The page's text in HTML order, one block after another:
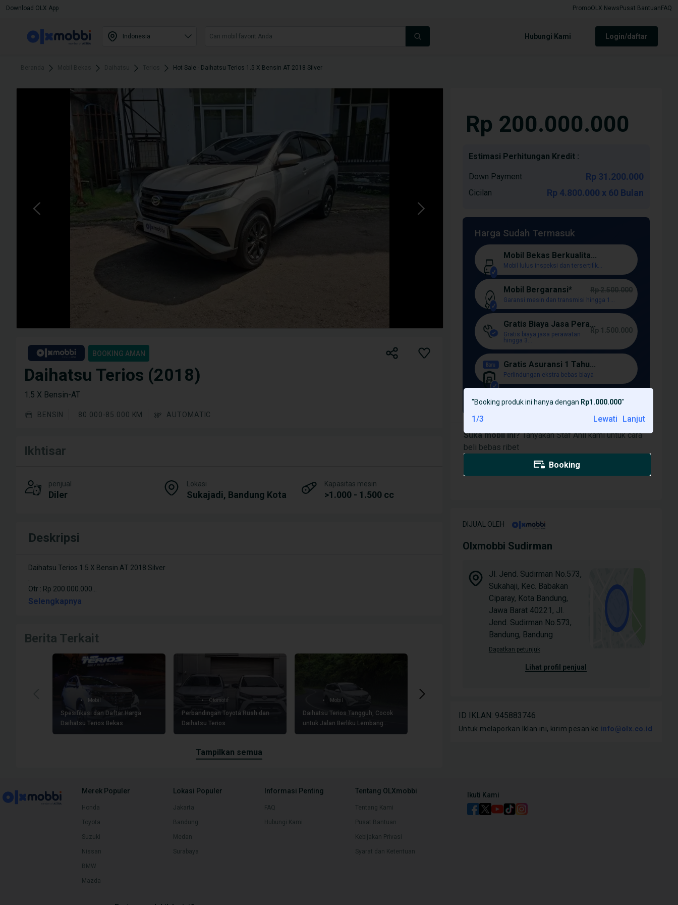
Download OLX App PromoOLX News Pusat Bantuan FAQ
Hubungi Kami login/daftar
Hot Sale - Daihatsu Terios 1.5 X Bensin AT 2018 Silver
BOOKING AMAN
Daihatsu Terios (2018)
1.5 X Bensin-AT
BENSIN 80.000-85.000 KM AUTOMATIC
Ikhtisar
penjual
Diler
Lokasi
Sukajadi, Bandung Kota
Kapasitas mesin
>1.000 - 1.500 cc
Deskripsi
Daihatsu Terios 1.5 X Bensin AT 2018 Silver
Otr : Rp 200.000.000
Selengkapnya
Berita Terkait
Mobil
Spesifikasi dan Daftar Harga
Daihatsu Terios Bekas
Otomotif
Perbandingan Toyota Rush dan
Daihatsu Terios
Mobil
Daihatsu Terios Tangguh, Cocok
untuk Jalan Berliku Lembang
Bandung
Mengulas Daihatsu Terios Bekas,
2025 Masih Tinggi
tampilkan semua
Rp 200.000.000
Estimasi Perhitungan Kredit :
Down Payment Rp 31.200.000
Cicilan Rp 4.800.000 x 60 Bulan
Harga Sudah Termasuk
Mobil Bekas Berkualita...
Mobil lulus inspeksi dan tersertifik...
Mobil Bergaransi* Rp 2.500.000
Garansi mesin dan transmisi hingga 1...
Gratis Biaya Jasa Pera...
Rp 1.500.000
Gratis biaya jasa perawatan
hingga 3...
Gratis Asuransi 1 Tahu...
Perlindungan ekstra bebas biaya
Lagi [+]
Suka mobil ini? Tanyakan Staf Ahli kami untuk cara
beli bebas ribet
"Booking produk ini hanya dengan Rp1.000.000"
1/3 Lewati Lanjut
Booking
DIJUAL OLEH
Olxmobbi Sudirman
Jl. Jend. Sudirman No.573,
Sukahaji, Kec. Babakan
Ciparay, Kota Bandung,
Jawa Barat 40221, Jl.
Jend. Sudirman No.573,
Bandung, Bandung
Dapatkan petunjuk
lihat profil penjual
ID IKLAN: 945883746
Untuk melaporkan Iklan ini, kirim pesan ke info@olx.co.id
Merek Populer
Honda
Toyota
Suzuki
Nissan
BMW
Mazda
Lokasi Populer
Jakarta
Bandung
Medan
Surabaya
Informasi Penting
FAQ
Hubungi Kami
Tentang OLXmobbi
Tentang Kami
Pusat Bantuan
Kebijakan Privasi
Syarat dan Ketentuan
Ikuti Kami